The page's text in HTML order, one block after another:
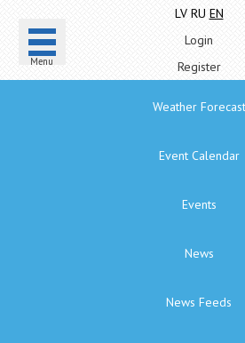
Menu
LV RU EN
Login
Register
Weather Forecast
Event Calendar
Events
News
News Feeds